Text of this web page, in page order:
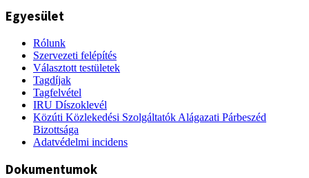
Egyesület
Rólunk
Szervezeti felépítés
Választott testületek
Tagdíjak
Tagfelvétel
IRU Díszoklevél
Közúti Közlekedési Szolgáltatók Alágazati Párbeszéd
Bizottsága
Adatvédelmi incidens
Dokumentumok